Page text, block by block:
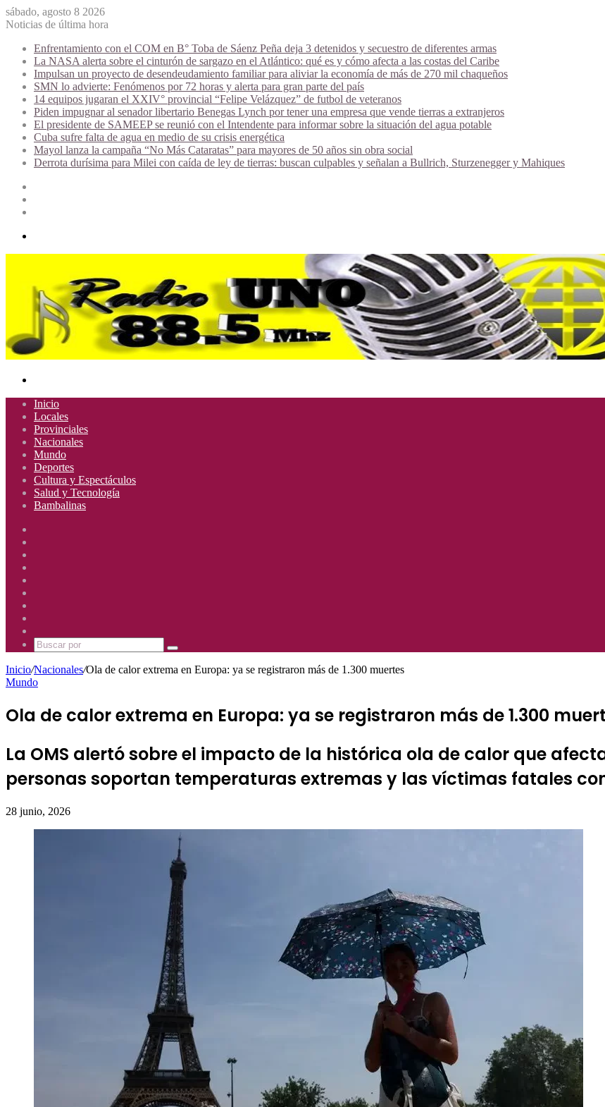
sábado, agosto 8 2026
Noticias de última hora
Enfrentamiento con el COM en B° Toba de Sáenz Peña deja 3 detenidos y secuestro de diferentes armas
La NASA alerta sobre el cinturón de sargazo en el Atlántico: qué es y cómo afecta a las costas del Caribe
Impulsan un proyecto de desendeudamiento familiar para aliviar la economía de más de 270 mil chaqueños
SMN lo advierte: Fenómenos por 72 horas y alerta para gran parte del país
14 equipos jugaran el XXIV° provincial “Felipe Velázquez” de futbol de veteranos
Piden impugnar al senador libertario Benegas Lynch por tener una empresa que vende tierras a extranjeros
El presidente de SAMEEP se reunió con el Intendente para informar sobre la situación del agua potable
Cuba sufre falta de agua en medio de su crisis energética
Mayol lanza la campaña “No Más Cataratas” para mayores de 50 años sin obra social
Derrota durísima para Milei con caída de ley de tierras: buscan culpables y señalan a Bullrich, Sturzenegger y Mahiques
Inicio
Locales
Provinciales
Nacionales
Mundo
Deportes
Cultura y Espectáculos
Salud y Tecnología
Bambalinas
Mhz
885
Mhz
Uno
885
Mhz
Buscar
Inicio/Nacionales/Ola de calor extrema en Europa: ya se registraron más de 1.300 muertes
Mundo
Ola de calor extrema en Europa: ya se registraron más de 1.300
La OMS alertó sobre el impacto de la histórica ola de calor que
personas soportan temperaturas extremas y las víctimas fatales
28 junio, 2026